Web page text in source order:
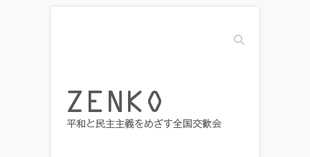
Search